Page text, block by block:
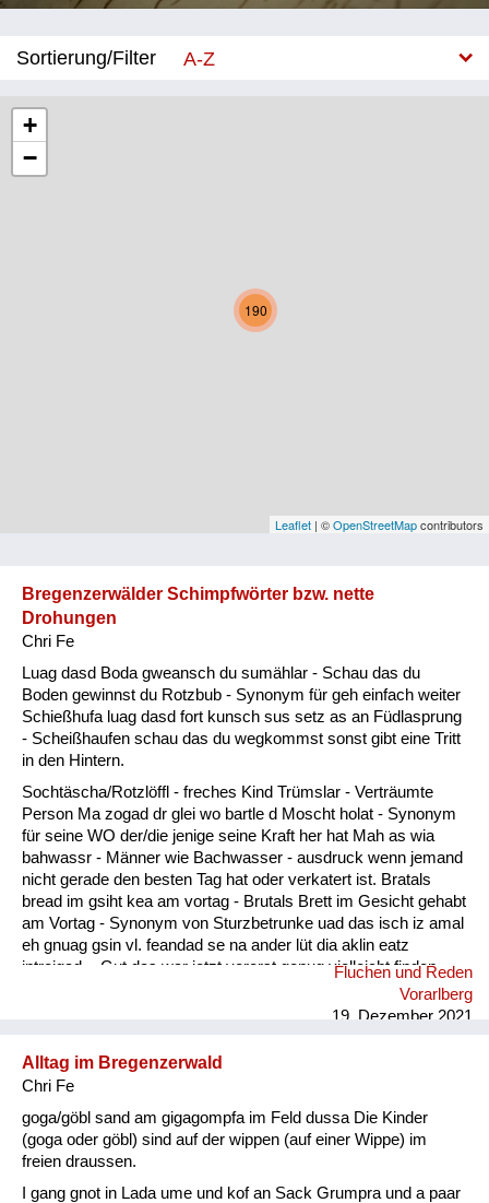
Sortierung/Filter
A-Z
Niederösterreich
Oberösterreich
Vorarlberg
Natur und Landwirtschaft
Fluchen und Reden
Schmankerln und
Kulinarisches
190
+
−
Leaflet | ©OpenStreetMapcontributors
Bregenzerwälder Schimpfwörter bzw. nette
Drohungen
Chri Fe
Luag dasd Boda gweansch du sumählar - Schau das du
Boden gewinnst du Rotzbub - Synonym für geh einfach weiter
Schießhufa luag dasd fort kunsch sus setz as an Füdlasprung
- Scheißhaufen schau das du wegkommst sonst gibt eine Tritt
in den Hintern.
Sochtäscha/Rotzlöffl - freches Kind Trümslar - Verträumte
Person Ma zogad dr glei wo bartle d Moscht holat - Synonym
für seine WO der/die jenige seine Kraft her hat Mah as wia
bahwassr - Männer wie Bachwasser - ausdruck wenn jemand
nicht gerade den besten Tag hat oder verkatert ist. Bratals
bread im gsiht kea am vortag - Brutals Brett im Gesicht gehabt
am Vortag - Synonym von Sturzbetrunke uad das isch iz amal
eh gnuag gsin vl. feandad se na ander lüt dia aklin eatz
intreigad. - Gut das war jetzt vorerst genug vielleicht finden
Fluchen und Reden
Vorarlberg
19. Dezember 2021
Alltag im Bregenzerwald
Chri Fe
goga/göbl sand am gigagompfa im Feld dussa Die Kinder
(goga oder göbl) sind auf der wippen (auf einer Wippe) im
freien draussen.
I gang gnot in Lada ume und kof an Sack Grumpra und a paar